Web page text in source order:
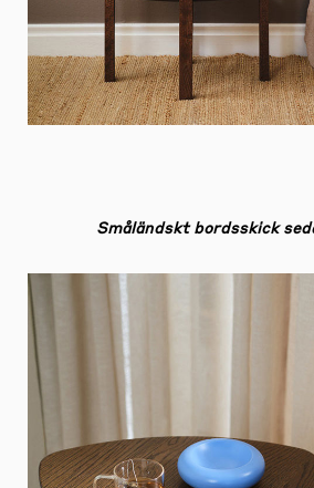
Småländskt bordsskick